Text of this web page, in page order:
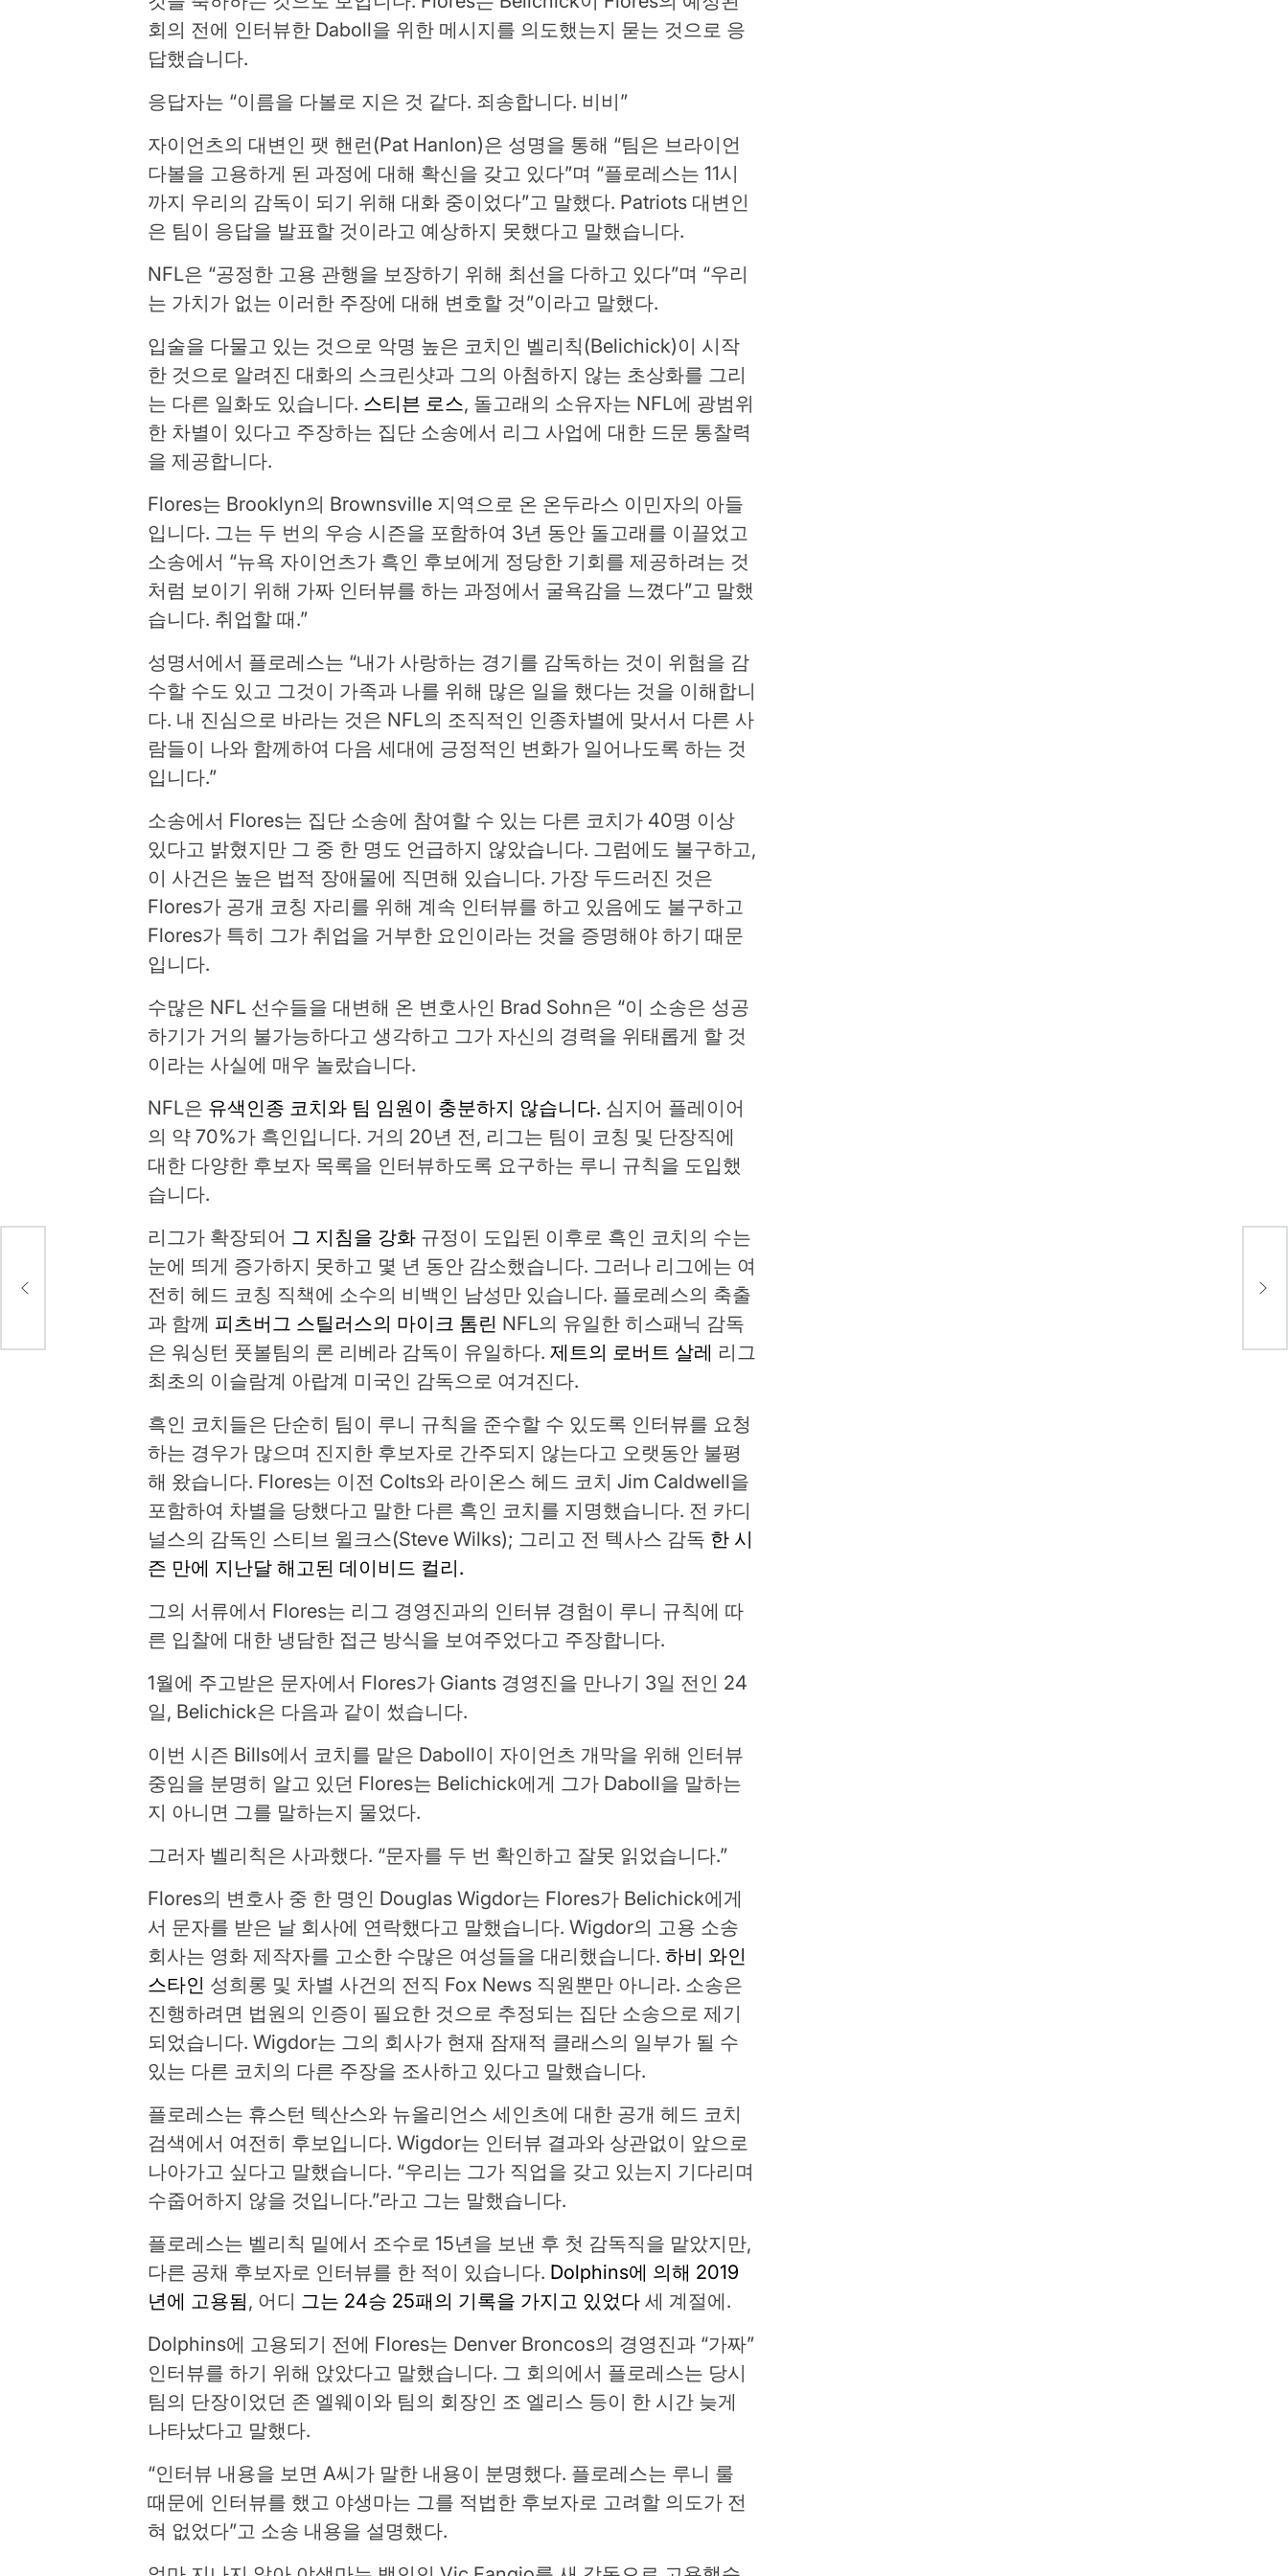
회의 전에 인터뷰한 Daboll을 위한 메시지를 의도했는지 묻는 것으로 응
답했습니다.
응답자는 “이름을 다볼로 지은 것 같다. 죄송합니다. 비비”
자이언츠의 대변인 팻 핸런(Pat Hanlon)은 성명을 통해 “팀은 브라이언
다볼을 고용하게 된 과정에 대해 확신을 갖고 있다”며 “플로레스는 11시
까지 우리의 감독이 되기 위해 대화 중이었다”고 말했다. Patriots 대변인
은 팀이 응답을 발표할 것이라고 예상하지 못했다고 말했습니다.
NFL은 “공정한 고용 관행을 보장하기 위해 최선을 다하고 있다”며 “우리
는 가치가 없는 이러한 주장에 대해 변호할 것”이라고 말했다.
입술을 다물고 있는 것으로 악명 높은 코치인 벨리칙(Belichick)이 시작
한 것으로 알려진 대화의 스크린샷과 그의 아첨하지 않는 초상화를 그리
는 다른 일화도 있습니다. 스티븐 로스, 돌고래의 소유자는 NFL에 광범위
한 차별이 있다고 주장하는 집단 소송에서 리그 사업에 대한 드문 통찰력
을 제공합니다.
Flores는 Brooklyn의 Brownsville 지역으로 온 온두라스 이민자의 아들
입니다. 그는 두 번의 우승 시즌을 포함하여 3년 동안 돌고래를 이끌었고
소송에서 “뉴욕 자이언츠가 흑인 후보에게 정당한 기회를 제공하려는 것
처럼 보이기 위해 가짜 인터뷰를 하는 과정에서 굴욕감을 느꼈다”고 말했
습니다. 취업할 때.”
성명서에서 플로레스는 “내가 사랑하는 경기를 감독하는 것이 위험을 감
수할 수도 있고 그것이 가족과 나를 위해 많은 일을 했다는 것을 이해합니
다. 내 진심으로 바라는 것은 NFL의 조직적인 인종차별에 맞서서 다른 사
람들이 나와 함께하여 다음 세대에 긍정적인 변화가 일어나도록 하는 것
입니다.”
소송에서 Flores는 집단 소송에 참여할 수 있는 다른 코치가 40명 이상
있다고 밝혔지만 그 중 한 명도 언급하지 않았습니다. 그럼에도 불구하고,
이 사건은 높은 법적 장애물에 직면해 있습니다. 가장 두드러진 것은
Flores가 공개 코칭 자리를 위해 계속 인터뷰를 하고 있음에도 불구하고
Flores가 특히 그가 취업을 거부한 요인이라는 것을 증명해야 하기 때문
입니다.
수많은 NFL 선수들을 대변해 온 변호사인 Brad Sohn은 “이 소송은 성공
하기가 거의 불가능하다고 생각하고 그가 자신의 경력을 위태롭게 할 것
이라는 사실에 매우 놀랐습니다.
NFL은 유색인종 코치와 팀 임원이 충분하지 않습니다. 심지어 플레이어
의 약 70%가 흑인입니다. 거의 20년 전, 리그는 팀이 코칭 및 단장직에
대한 다양한 후보자 목록을 인터뷰하도록 요구하는 루니 규칙을 도입했
습니다.
리그가 확장되어 그 지침을 강화 규정이 도입된 이후로 흑인 코치의 수는
눈에 띄게 증가하지 못하고 몇 년 동안 감소했습니다. 그러나 리그에는 여
전히 헤드 코칭 직책에 소수의 비백인 남성만 있습니다. 플로레스의 축출
과 함께 피츠버그 스틸러스의 마이크 톰린 NFL의 유일한 히스패닉 감독
은 워싱턴 풋볼팀의 론 리베라 감독이 유일하다.제트의 로버트 살레 리그
최초의 이슬람계 아랍계 미국인 감독으로 여겨진다.
흑인 코치들은 단순히 팀이 루니 규칙을 준수할 수 있도록 인터뷰를 요청
하는 경우가 많으며 진지한 후보자로 간주되지 않는다고 오랫동안 불평
해 왔습니다. Flores는 이전 Colts와 라이온스 헤드 코치 Jim Caldwell을
포함하여 차별을 당했다고 말한 다른 흑인 코치를 지명했습니다. 전 카디
널스의 감독인 스티브 윌크스(Steve Wilks); 그리고 전 텍사스 감독 한 시
즌 만에 지난달 해고된 데이비드 컬리.
그의 서류에서 Flores는 리그 경영진과의 인터뷰 경험이 루니 규칙에 따
른 입찰에 대한 냉담한 접근 방식을 보여주었다고 주장합니다.
1월에 주고받은 문자에서 Flores가 Giants 경영진을 만나기 3일 전인 24
일, Belichick은 다음과 같이 썼습니다.
이번 시즌 Bills에서 코치를 맡은 Daboll이 자이언츠 개막을 위해 인터뷰
중임을 분명히 알고 있던 Flores는 Belichick에게 그가 Daboll을 말하는
지 아니면 그를 말하는지 물었다.
그러자 벨리칙은 사과했다. “문자를 두 번 확인하고 잘못 읽었습니다.”
Flores의 변호사 중 한 명인 Douglas Wigdor는 Flores가 Belichick에게
서 문자를 받은 날 회사에 연락했다고 말했습니다. Wigdor의 고용 소송
회사는 영화 제작자를 고소한 수많은 여성들을 대리했습니다.하비 와인
스타인 성희롱 및 차별 사건의 전직 Fox News 직원뿐만 아니라. 소송은
진행하려면 법원의 인증이 필요한 것으로 추정되는 집단 소송으로 제기
되었습니다. Wigdor는 그의 회사가 현재 잠재적 클래스의 일부가 될 수
있는 다른 코치의 다른 주장을 조사하고 있다고 말했습니다.
플로레스는 휴스턴 텍산스와 뉴올리언스 세인츠에 대한 공개 헤드 코치
검색에서 여전히 후보입니다. Wigdor는 인터뷰 결과와 상관없이 앞으로
나아가고 싶다고 말했습니다. “우리는 그가 직업을 갖고 있는지 기다리며
수줍어하지 않을 것입니다.”라고 그는 말했습니다.
플로레스는 벨리칙 밑에서 조수로 15년을 보낸 후 첫 감독직을 맡았지만,
다른 공채 후보자로 인터뷰를 한 적이 있습니다. Dolphins에 의해 2019
년에 고용됨, 어디 그는 24승 25패의 기록을 가지고 있었다 세 계절에.
Dolphins에 고용되기 전에 Flores는 Denver Broncos의 경영진과 “가짜”
인터뷰를 하기 위해 앉았다고 말했습니다. 그 회의에서 플로레스는 당시
팀의 단장이었던 존 엘웨이와 팀의 회장인 조 엘리스 등이 한 시간 늦게
나타났다고 말했다.
“인터뷰 내용을 보면 A씨가 말한 내용이 분명했다. 플로레스는 루니 룰
때문에 인터뷰를 했고 야생마는 그를 적법한 후보자로 고려할 의도가 전
혀 없었다”고 소송 내용을 설명했다.
어